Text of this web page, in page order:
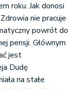
roku. Jak donosi
nie pracuje
powrót do
pensji. Głównym
jest
Dudę
na stałe